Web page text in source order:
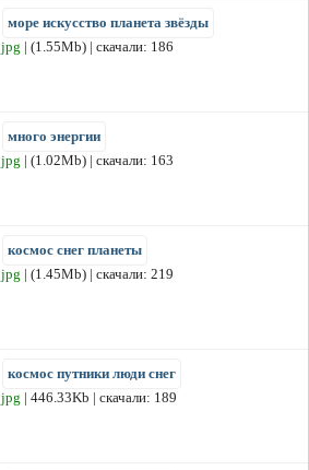
море искусство планета звёзды
jpg | (1.55Mb) | скачали: 186
много энергии
jpg | (1.02Mb) | скачали: 163
космос снег планеты
jpg | (1.45Mb) | скачали: 219
космос путники люди снег
jpg | 446.33Kb | скачали: 189